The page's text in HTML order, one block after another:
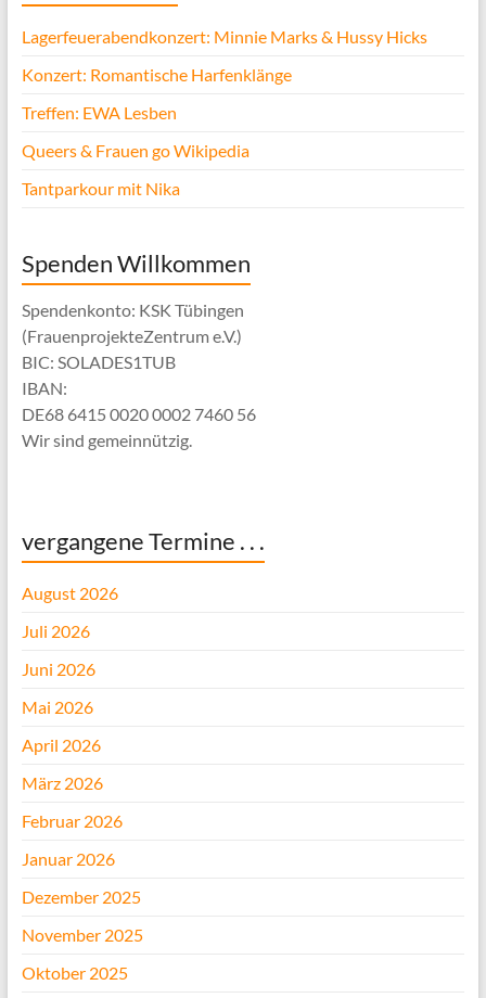
Lagerfeuerabendkonzert: Minnie Marks & Hussy Hicks
Konzert: Romantische Harfenklänge
Treffen: EWA Lesben
Queers & Frauen go Wikipedia
Tantparkour mit Nika
Spenden Willkommen
Spendenkonto: KSK Tübingen
(FrauenprojekteZentrum e.V.)
BIC: SOLADES1TUB
IBAN:
DE68 6415 0020 0002 7460 56
Wir sind gemeinnützig.
vergangene Termine . . .
August 2026
Juli 2026
Juni 2026
Mai 2026
April 2026
März 2026
Februar 2026
Januar 2026
Dezember 2025
November 2025
Oktober 2025